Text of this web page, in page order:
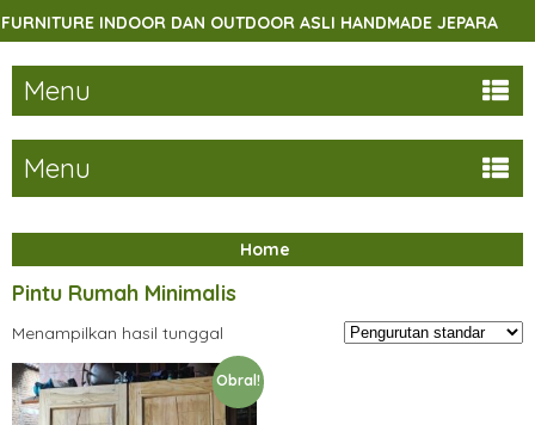
INDOOR DAN OUTDOOR ASLI HANDMADE JEPARA
Menu
Menu
Home
Pintu Rumah Minimalis
Menampilkan hasil tunggal
Obral!